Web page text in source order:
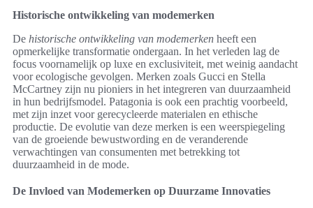
Historische ontwikkeling van modemerken
De historische ontwikkeling van modemerken heeft een
opmerkelijke transformatie ondergaan. In het verleden lag de
focus voornamelijk op luxe en exclusiviteit, met weinig aandacht
voor ecologische gevolgen. Merken zoals Gucci en Stella
McCartney zijn nu pioniers in het integreren van duurzaamheid
in hun bedrijfsmodel. Patagonia is ook een prachtig voorbeeld,
met zijn inzet voor gerecycleerde materialen en ethische
productie. De evolutie van deze merken is een weerspiegeling
van de groeiende bewustwording en de veranderende
verwachtingen van consumenten met betrekking tot
duurzaamheid in de mode.
De Invloed van Modemerken op Duurzame Innovaties